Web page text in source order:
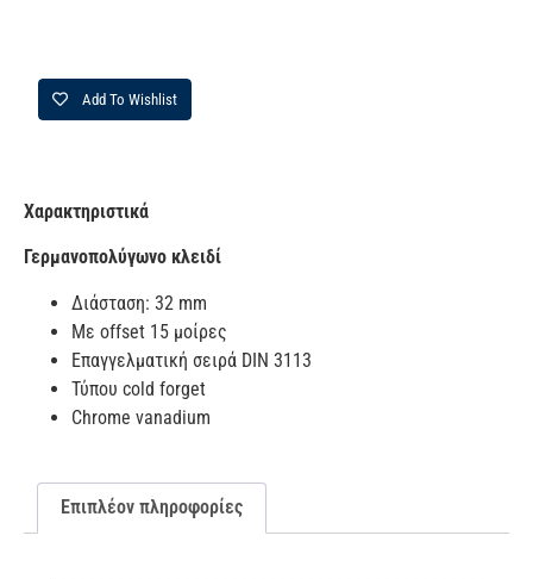
Add To Wishlist
Χαρακτηριστικά
Γερμανοπολύγωνο κλειδί
Διάσταση: 32 mm
Με offset 15 μοίρες
Επαγγελματική σειρά DIN 3113
Τύπου cold forget
Chrome vanadium
Επιπλέον πληροφορίες